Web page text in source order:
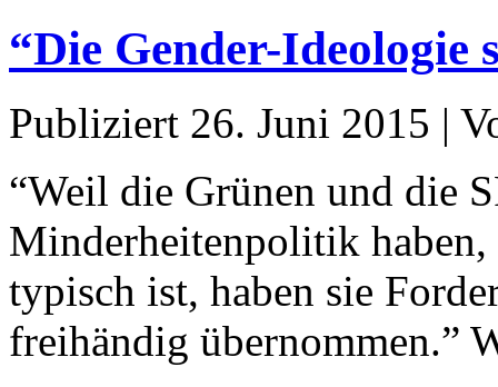
“Die Gender-Ideologie
Publiziert 26. Juni 2015 |
“Weil die Grünen und die
Minderheitenpolitik
typisch ist, haben sie
freihändig übernommen.”